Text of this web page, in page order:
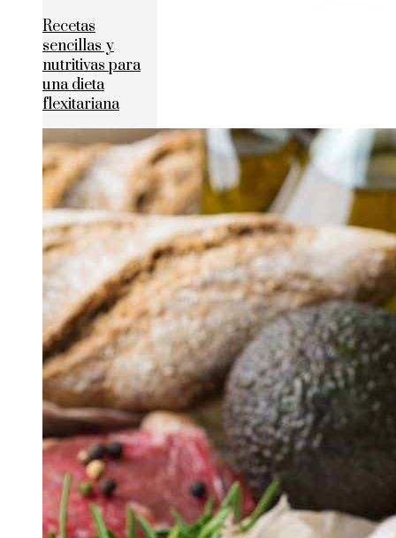
Recetas
sencillas y
nutritivas para
una dieta
flexitariana